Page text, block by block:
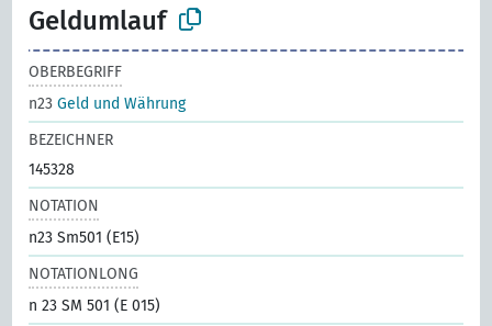
Geldumlauf
OBERBEGRIFF
n23Geld und Währung
BEZEICHNER
145328
NOTATION
n23 Sm501 (E15)
NOTATIONLONG
n 23 SM 501 (E 015)